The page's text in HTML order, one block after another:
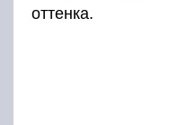
оттенка.